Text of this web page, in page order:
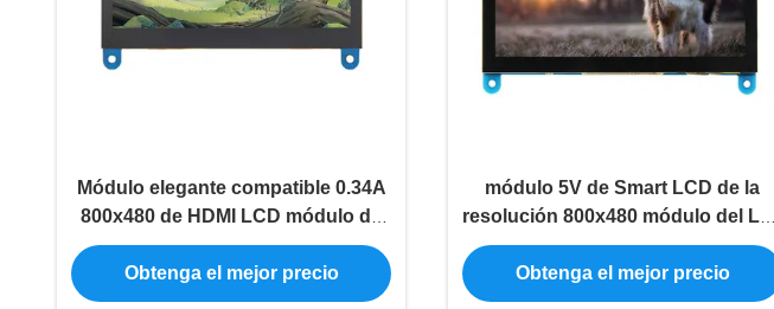
Módulo elegante compatible 0.34A
800x480 de HDMI LCD módulo de
Tft Lcd de 4,3 pulgadas
Obtenga el mejor precio
módulo 5V de Smart LCD de la
resolución 800x480 módulo del Lcd
de 5 pulgadas para la frambuesa
Obtenga el mejor precio